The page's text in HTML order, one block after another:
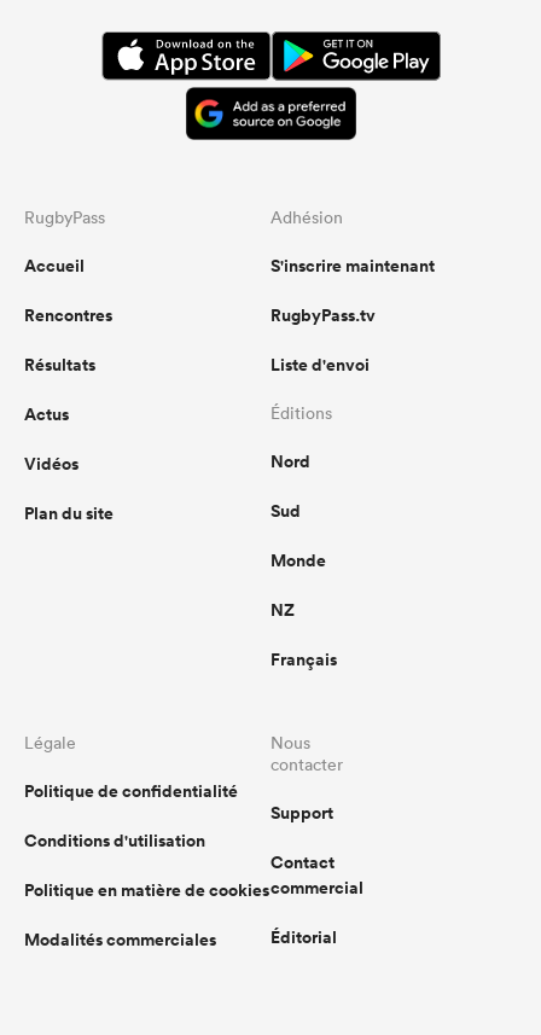
RugbyPass
Accueil
Rencontres
Résultats
Actus
Vidéos
Plan du site
Adhésion
S'inscrire maintenant
RugbyPass.tv
Liste d'envoi
Éditions
Nord
Sud
Monde
NZ
Français
Légale
Politique de confidentialité
Conditions d'utilisation
Politique en matière de cookies
Modalités commerciales
Nous
contacter
Support
Contact
commercial
Éditorial